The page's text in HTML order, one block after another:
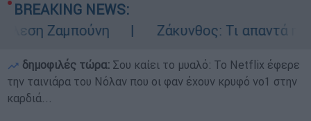
BREAKING NEWS:
Ζαμπούνη
Ζάκυνθος: Τι απαντά η
δημοφιλές τώρα: Σου καίει το μυαλό: Το Netflix έφερε
την ταινιάρα του Νόλαν που οι φαν έχουν κρυφό νο1 στην
καρδιά...